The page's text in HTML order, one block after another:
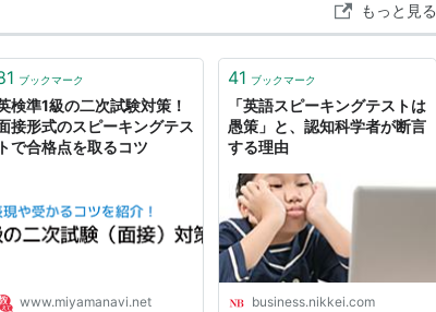
もっと見る
ブックマーク
検準1級の二次試験対策！
接形式のスピーキングテス
トで合格点を取るコツ
www.miyamanavi.net
41 ブックマーク
「英語スピーキングテストは
愚策」と、認知科学者が断言
する理由
business.nikkei.com